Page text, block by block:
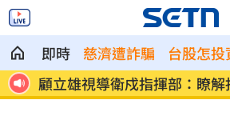
即時 慈濟遭詐騙 台股怎投
運
炸雞店繼續用問題油？洪健益
牌